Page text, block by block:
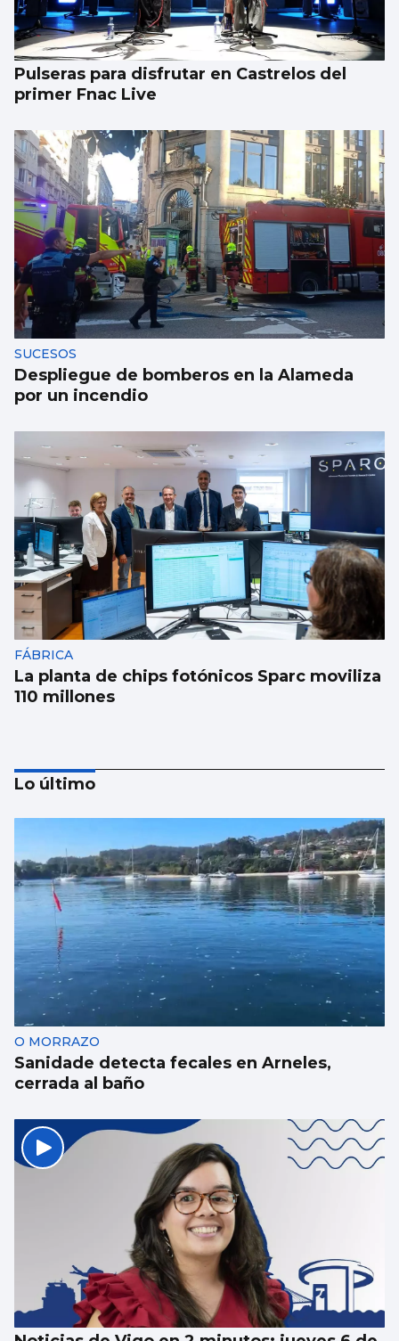
Pulseras para disfrutar en Castrelos del
primer Fnac Live
SUCESOS
Despliegue de bomberos en la Alameda
por un incendio
FÁBRICA
La planta de chips fotónicos Sparc moviliza
110 millones
La conselleira do Mar visita el visor
submarino “Atlántida” de Bouzas
Lo último
O MORRAZO
Sanidade detecta fecales en Arneles,
cerrada al baño